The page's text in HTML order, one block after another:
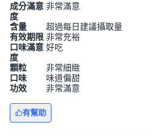
成分滿意
度
非常滿意
含量
超過每日建議攝取量
有效期限 非常充裕
口味滿意
度
好吃
顆粒
非常細緻
口味
味道偏甜
功效
非常滿意
有幫助